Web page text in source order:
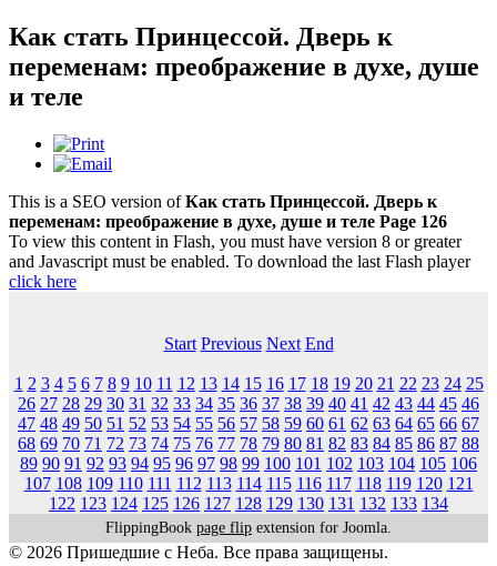
Как стать Принцессой. Дверь к
переменам: преображение в духе, душе
и теле
This is a SEO version ofКак стать Принцессой. Дверь к
переменам: преображение в духе, душе и теле Page 126
To view this content in Flash, you must have version 8 or greater
and Javascript must be enabled. To download the last Flash player
click here
Start Previous Next End
1 2 3 4 5 6 7 8 9 10 11 12 13 14 15 16 17 18 19 20 21 22 23 24 25
26 27 28 29 30 31 32 33 34 35 36 37 38 39 40 41 42 43 44 45 46
47 48 49 50 51 52 53 54 55 56 57 58 59 60 61 62 63 64 65 66 67
68 69 70 71 72 73 74 75 76 77 78 79 80 81 82 83 84 85 86 87 88
89 90 91 92 93 94 95 96 97 98 99 100 101 102 103 104 105 106
107 108 109 110 111 112 113 114 115 116 117 118 119 120 121
122 123 124 125 126 127 128 129 130 131 132 133 134
FlippingBook page flip extension for Joomla.
© 2026 Пришедшие с Неба. Все права защищены.